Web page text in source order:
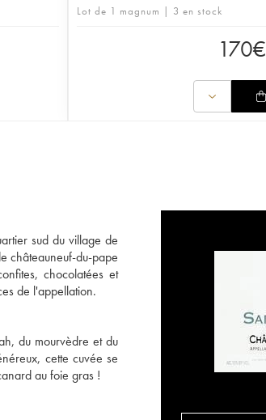
Lot de 1 magnum | 3 en stock
170€
sud du village de
châteauneuf-du-pape
chocolatées et
de l'appellation.
du mourvèdre et du
cette cuvée se
au foie gras !